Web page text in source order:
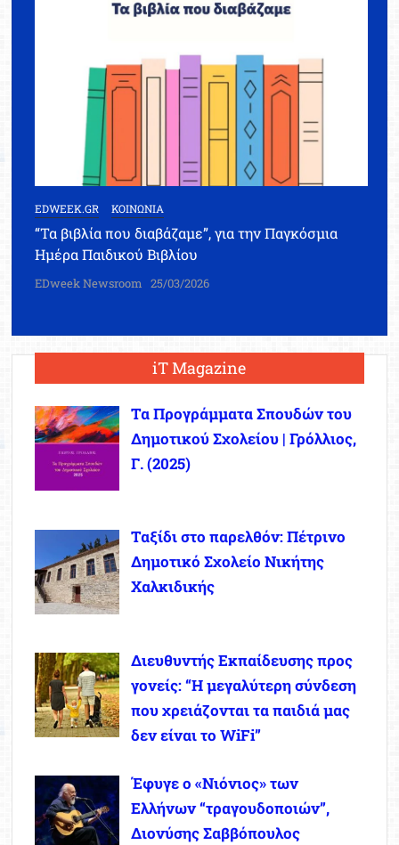
EDWEEK.GR ΚΟΙΝΩΝΙΑ
“Τα βιβλία που διαβάζαμε”, για την Παγκόσμια
Ημέρα Παιδικού Βιβλίου
EDweek Newsroom 25/03/2026
iT Magazine
Τα Προγράμματα Σπουδών του
Δημοτικού Σχολείου | Γρόλλιος,
Γ. (2025)
Ταξίδι στο παρελθόν: Πέτρινο
Δημοτικό Σχολείο Νικήτης
Χαλκιδικής
Διευθυντής Εκπαίδευσης προς
γονείς: “Η μεγαλύτερη σύνδεση
που χρειάζονται τα παιδιά μας
δεν είναι το WiFi”
Έφυγε ο «Νιόνιος» των
Ελλήνων “τραγουδοποιών”,
Διονύσης Σαββόπουλος